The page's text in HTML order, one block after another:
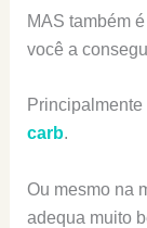
MAS também
você a
Principalmente
carb.
Ou mesmo na
adequa muito